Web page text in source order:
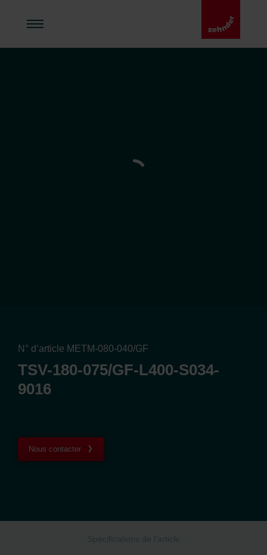
N° d’article METM-080-040/GF
TSV-180-075/GF-L400-S034-
9016
Nous contacter
Spécifications de l'article